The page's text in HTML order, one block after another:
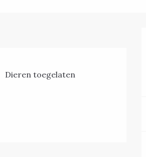
Dieren toegelaten